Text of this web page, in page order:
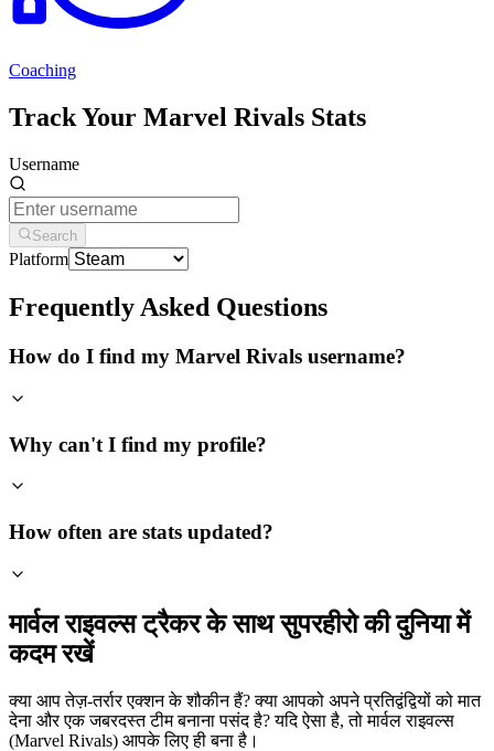
Coaching
Track Your Marvel Rivals Stats
Username
Search
Platform
Frequently Asked Questions
How do I find my Marvel Rivals username?
Why can't I find my profile?
How often are stats updated?
मार्वल राइवल्स ट्रैकर के साथ सुपरहीरो की दुनिया में
कदम रखें
क्या आप तेज़-तर्रार एक्शन के शौकीन हैं? क्या आपको अपने प्रतिद्वंद्वियों को मात
देना और एक जबरदस्त टीम बनाना पसंद है? यदि ऐसा है, तो मार्वल राइवल्स
(Marvel Rivals) आपके लिए ही बना है।